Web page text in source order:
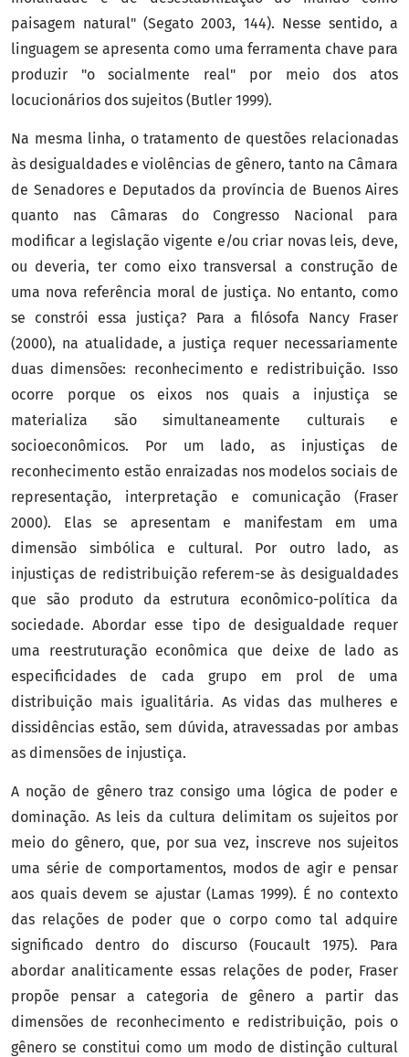
paisagem natural" (Segato 2003, 144). Nesse sentido, a
linguagem se apresenta como uma ferramenta chave para
produzir "o socialmente real" por meio dos atos
locucionários dos sujeitos (Butler 1999).
Na mesma linha, o tratamento de questões relacionadas
às desigualdades e violências de gênero, tanto na Câmara
de Senadores e Deputados da província de Buenos Aires
quanto nas Câmaras do Congresso Nacional para
modificar a legislação vigente e/ou criar novas leis, deve,
ou deveria, ter como eixo transversal a construção de
uma nova referência moral de justiça. No entanto, como
se constrói essa justiça? Para a filósofa Nancy Fraser
(2000), na atualidade, a justiça requer necessariamente
duas dimensões: reconhecimento e redistribuição. Isso
ocorre porque os eixos nos quais a injustiça se
materializa são simultaneamente culturais e
socioeconômicos. Por um lado, as injustiças de
reconhecimento estão enraizadas nos modelos sociais de
representação, interpretação e comunicação (Fraser
2000). Elas se apresentam e manifestam em uma
dimensão simbólica e cultural. Por outro lado, as
injustiças de redistribuição referem-se às desigualdades
que são produto da estrutura econômico-política da
sociedade. Abordar esse tipo de desigualdade requer
uma reestruturação econômica que deixe de lado as
especificidades de cada grupo em prol de uma
distribuição mais igualitária. As vidas das mulheres e
dissidências estão, sem dúvida, atravessadas por ambas
as dimensões de injustiça.
A noção de gênero traz consigo uma lógica de poder e
dominação. As leis da cultura delimitam os sujeitos por
meio do gênero, que, por sua vez, inscreve nos sujeitos
uma série de comportamentos, modos de agir e pensar
aos quais devem se ajustar (Lamas 1999). É no contexto
das relações de poder que o corpo como tal adquire
significado dentro do discurso (Foucault 1975). Para
abordar analiticamente essas relações de poder, Fraser
propõe pensar a categoria de gênero a partir das
dimensões de reconhecimento e redistribuição, pois o
gênero se constitui como um modo de distinção cultural